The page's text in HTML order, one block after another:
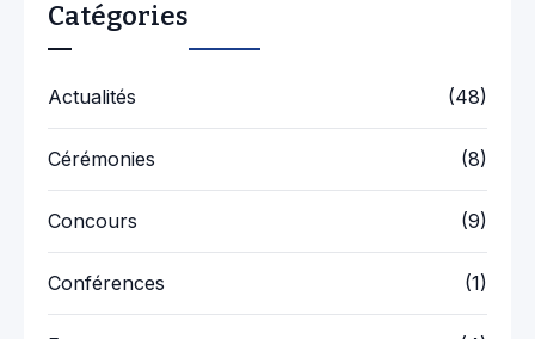
Catégories
Actualités (48)
Cérémonies (8)
Concours (9)
Conférences (1)